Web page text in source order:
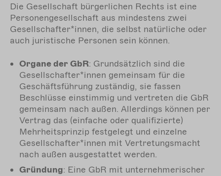
Die Gesellschaft bürgerlichen Rechts ist eine
Personengesellschaft aus mindestens zwei
Gesellschafter*innen, die selbst natürliche oder
auch juristische Personen sein können.
Organe der GbR: Grundsätzlich sind die
Gesellschafter*innen gemeinsam für die
Geschäftsführung zuständig, sie fassen
Beschlüsse einstimmig und vertreten die GbR
gemeinsam nach außen. Allerdings können per
Vertrag das (einfache oder qualifizierte)
Mehrheitsprinzip festgelegt und einzelne
Gesellschafter*innen mit Vertretungsmacht
nach außen ausgestattet werden.
Gründung: Eine GbR mit unternehmerischer